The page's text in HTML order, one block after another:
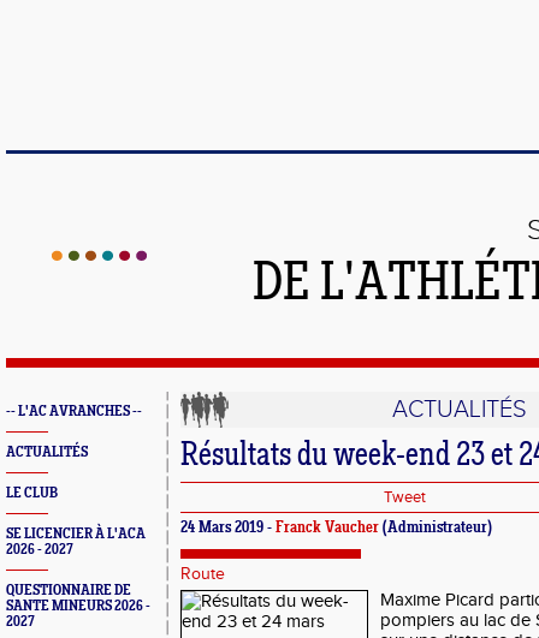
DE
-- L'AC AVRANCHES --
ACTUALITÉS
LE CLUB
SE LICENCIER À L'ACA
2026 - 2027
QUESTIONNAIRE DE
SANTE MINEURS 2026 -
2027
ACTUALITÉS
Résultats du week-end 23 et
Tweet
24 Mars 2019 - Franck Vaucher (Administrateur)
Route
Maxime Picard
pompiers au lac de